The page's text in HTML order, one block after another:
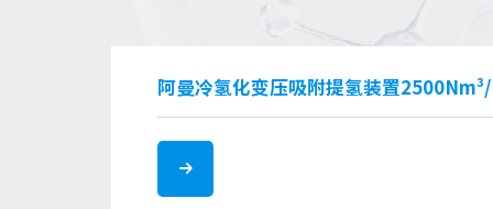
阿曼冷氢化变压吸附提氢装置